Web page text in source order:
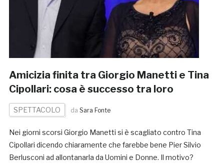
Amicizia finita tra Giorgio Manetti e Tina
Cipollari: cosa è successo tra loro
SPETTACOLO da Sara Fonte
Nei giorni scorsi Giorgio Manetti si è scagliato contro Tina
Cipollari dicendo chiaramente che farebbe bene Pier Silvio
Berlusconi ad allontanarla da Uomini e Donne. Il motivo?